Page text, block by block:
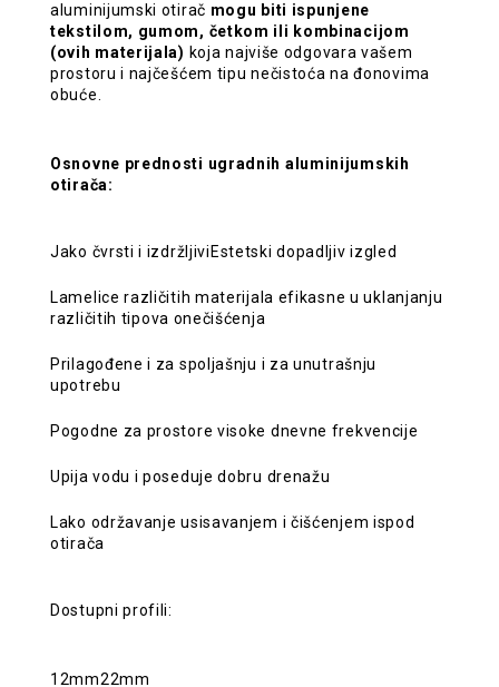
aluminijumski otirač mogu biti ispunjene
tekstilom, gumom, četkom ili kombinacijom
(ovih materijala) koja najviše odgovara vašem
prostoru i najčešćem tipu nečistoća na đonovima
obuće.
Osnovne prednosti ugradnih aluminijumskih
otirača:
Jako čvrsti i izdržljivi Estetski dopadljiv izgled
Lamelice različitih materijala efikasne u uklanjanju
različitih tipova onečišćenja
Prilagođene i za spoljašnju i za unutrašnju
upotrebu
Pogodne za prostore visoke dnevne frekvencije
Upija vodu i poseduje dobru drenažu
Lako održavanje usisavanjem i čišćenjem ispod
otirača
Dostupni profili:
12mm22mm